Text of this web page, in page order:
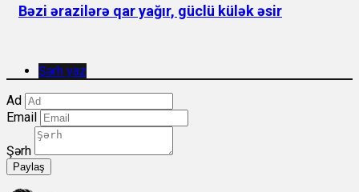
Bəzi ərazilərə qar yağır, güclü külək əsir
Şərh yaz
Ad
Email
Şərh
Paylaş